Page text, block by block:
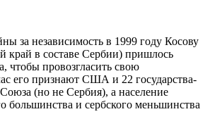
за независимость в 1999 году Косову
в составе Сербии) пришлось
чтобы провозгласить свою
его признают США и 22 государства-
(но не Сербия), а население
большинства и сербского меньшинства